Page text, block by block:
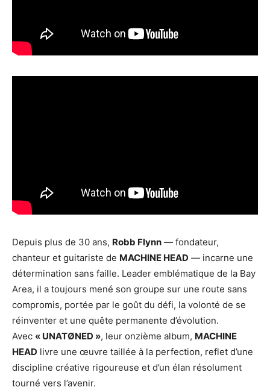
Depuis plus de 30 ans, Robb Flynn — fondateur,
chanteur et guitariste de MACHINE HEAD — incarne une
détermination sans faille. Leader emblématique de la Bay
Area, il a toujours mené son groupe sur une route sans
compromis, portée par le goût du défi, la volonté de se
réinventer et une quête permanente d’évolution.
Avec « UNATØNED », leur onzième album, MACHINE
HEAD livre une œuvre taillée à la perfection, reflet d’une
discipline créative rigoureuse et d’un élan résolument
tourné vers l’avenir.